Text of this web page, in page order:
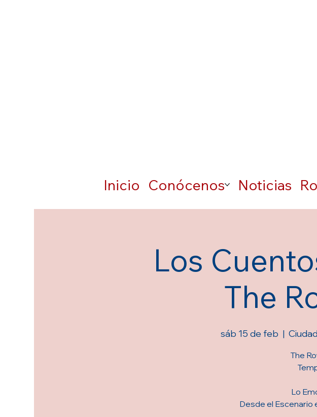
Inicio Conócenos Noticias
Los
The
sáb 15 de feb
  |
The
Lo
Desde el Escenario